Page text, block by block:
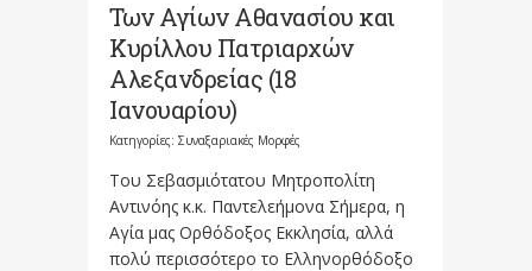
Των Αγίων Αθανασίου και
Κυρίλλου Πατριαρχών
Αλεξανδρείας (18
Ιανουαρίου)
Κατηγορίες: Συναξαριακές Μορφές
Του Σεβασμιότατου Μητροπολίτη
Αντινόης κ.κ. Παντελεήμονα Σήμερα, η
Αγία μας Ορθόδοξος Εκκλησία, αλλά
πολύ περισσότερο το Ελληνορθόδοξο